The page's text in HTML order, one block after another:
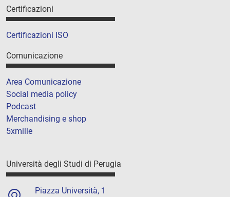
Certificazioni
Certificazioni ISO
Comunicazione
Area Comunicazione
Social media policy
Podcast
Merchandising e shop
5xmille
Università degli Studi di Perugia
Piazza Università, 1